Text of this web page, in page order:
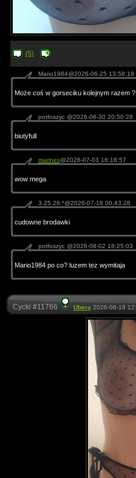
(5)
Mario1984@2026-06-25 13:58:18
Może coś w gorseciku kolejnym razem ?
potfoszyc @2026-06-30 20:50:28
biutyfull
marines@2026-07-03 16:18:57
wow mega
3.25.28.*@2026-07-18 00:43:28
cudowne brodawki
potfoszyc @2026-08-02 18:25:03
Mario1984 po co? luzem tez wymitaja
Cycki #11766 Ubera 2026-06-18